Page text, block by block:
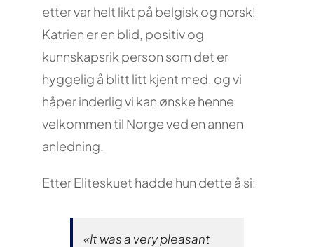
etter var helt likt på belgisk og norsk!
Katrien er en blid, positiv og
kunnskapsrik person som det er
hyggelig å blitt litt kjent med, og vi
håper inderlig vi kan ønske henne
velkommen til Norge ved en annen
anledning.
Etter Eliteskuet hadde hun dette å si:
«It was a very pleasant